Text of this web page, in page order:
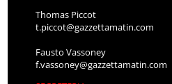
Thomas Piccot
t.piccot@gazzettamatin.com
Fausto Vassoney
f.vassoney@gazzettamatin.com